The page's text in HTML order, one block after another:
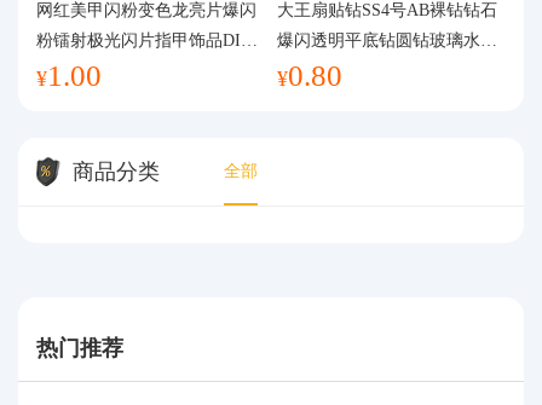
网红美甲闪粉变色龙亮片爆闪
粉镭射极光闪片指甲饰品DIY
手工流麻
¥1.00
大王扇贴钻SS4号AB裸钻钻石
爆闪透明平底钻圆钻玻璃水钻
美甲钻饰
¥0.80
商品分类 全部
热门推荐